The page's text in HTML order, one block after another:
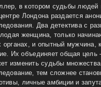
в котором судьбы людей
Лондона раздается
Два детектива с
женщина, только
органах, и опытный мужчина,
Их объединяет общая
изменить судьбы
тем сложнее
личные амбиции и